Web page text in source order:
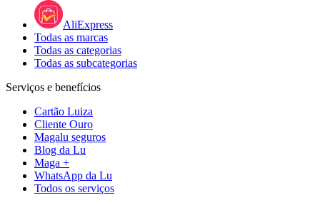
AliExpress
Todas as marcas
Todas as categorias
Todas as subcategorias
Serviços e benefícios
Cartão Luiza
Cliente Ouro
Magalu seguros
Blog da Lu
Maga +
WhatsApp da Lu
Todos os serviços